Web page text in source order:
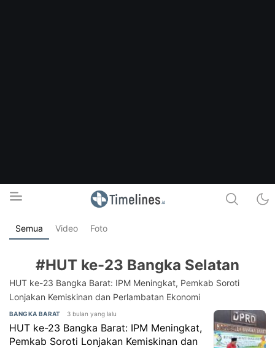
Timelines.id
Media Literasi, Sejarah & Budaya
Semua Video Foto
#HUT ke-23 Bangka Selatan
HUT ke-23 Bangka Barat: IPM Meningkat, Pemkab Soroti
Lonjakan Kemiskinan dan Perlambatan Ekonomi
BANGKA BARAT 3 bulan yang lalu
HUT ke-23 Bangka Barat: IPM Meningkat,
Pemkab Soroti Lonjakan Kemiskinan dan